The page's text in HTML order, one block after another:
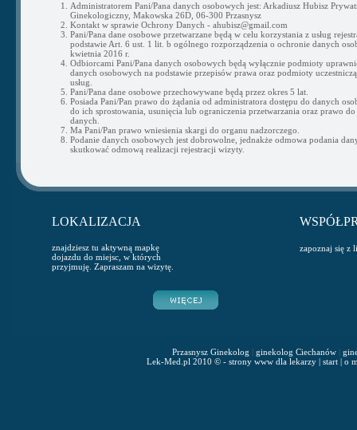
Administratorem Pani/Pana danych osobowych jest: Arkadiusz Hubisz
Ginekologiczny, Makowska 26D, 06-300 Przasnysz
Kontakt w sprawie Ochrony Danych - ahubisz@gmail.com
Pani/Pana dane osobowe przetwarzane będą w celu korzystania z usług
podstawie Art. 6 ust. 1 lit. b ogólnego rozporządzenia o ochronie danych
kwietnia 2016 r.
Odbiorcami Pani/Pana danych osobowych będą wyłącznie podmioty
danych osobowych na podstawie przepisów prawa oraz podmioty
usług.
Pani/Pana dane osobowe przechowywane będą przez okres 5 lat.
Posiada Pani/Pan prawo do żądania od administratora dostępu do danych
do ich sprostowania, usunięcia lub ograniczenia przetwarzania oraz prawo do
danych.
Ma Pani/Pan prawo wniesienia skargi do organu nadzorczego.
Podanie danych osobowych jest dobrowolne, jednakże odmowa podania
skutkować odmową realizacji rejestracji wizyty.
LOKALIZACJA
znajdziesz tu aktywną mapkę
dojazdu do miejsc, w których
przyjmuję. Zapraszam na wizytę.
zapoznaj się z
Przasnysz Ginekolog | ginekolog Ciechanów|
Lek-Med.pl 2010 © - strony www dla lekarzy| start| o